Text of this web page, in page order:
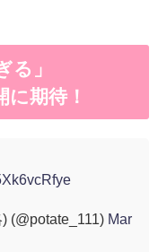
る」
期待！
(@potate_111) Mar